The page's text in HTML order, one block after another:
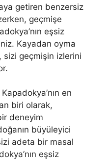
getiren benzersiz
geçmişe
eşsiz
Kayadan oyma
sizi geçmişin izlerini
en
biri olarak,
deneyim
büyüleyici
adeta bir masal
eşsiz